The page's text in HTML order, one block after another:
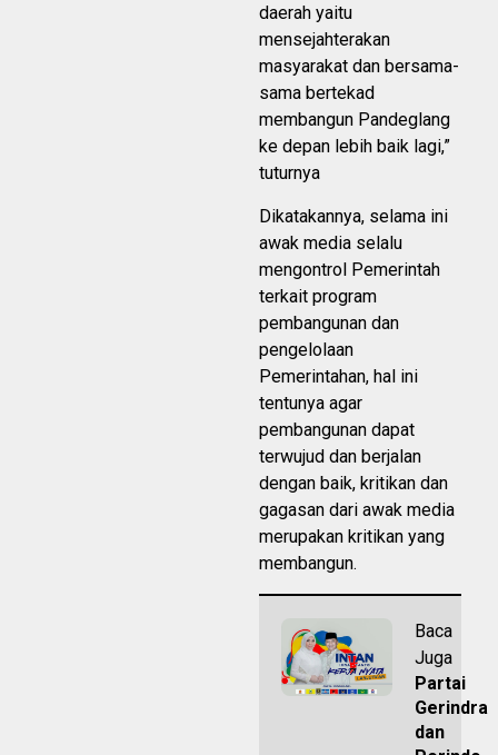
daerah yaitu
mensejahterakan
masyarakat dan bersama-
sama bertekad
membangun Pandeglang
ke depan lebih baik lagi,”
tuturnya
Dikatakannya, selama ini
awak media selalu
mengontrol Pemerintah
terkait program
pembangunan dan
pengelolaan
Pemerintahan, hal ini
tentunya agar
pembangunan dapat
terwujud dan berjalan
dengan baik, kritikan dan
gagasan dari awak media
merupakan kritikan yang
membangun.
Baca
Juga
Partai
Gerindra
dan